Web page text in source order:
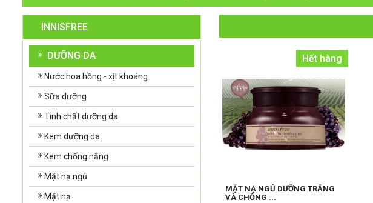
INNISFREE
DƯỠNG DA
Nước hoa hồng - xịt khoáng
Sữa dưỡng
Tinh chất dưỡng da
Kem dưỡng da
Kem chống nắng
Mặt nạ ngủ
Mặt nạ
Hết hàng
MẶT NẠ NGỦ DƯỠNG TRẮNG
VÀ CHỐNG ...